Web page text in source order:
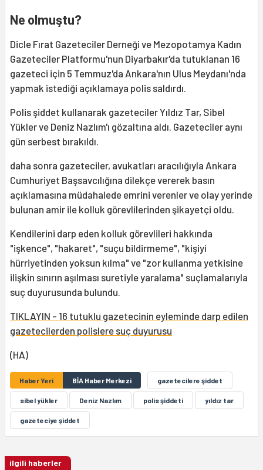
Ne olmuştu?
Dicle Fırat Gazeteciler Derneği ve Mezopotamya Kadın
Gazeteciler Platformu'nun Diyarbakır'da tutuklanan 16
gazeteci için 5 Temmuz'da Ankara'nın Ulus Meydanı'nda
yapmak istediği açıklamaya polis saldırdı.
Polis şiddet kullanarak gazeteciler Yıldız Tar, Sibel
Yükler ve Deniz Nazlım'ı gözaltına aldı. Gazeteciler aynı
gün serbest bırakıldı.
daha sonra gazeteciler, avukatları aracılığıyla Ankara
Cumhuriyet Başsavcılığına dilekçe vererek basın
açıklamasına müdahalede emrini verenler ve olay yerinde
bulunan amir ile kolluk görevlilerinden şikayetçi oldu.
Kendilerini darp eden kolluk görevlileri hakkında
"işkence", "hakaret", "suçu bildirmeme", "kişiyi
hürriyetinden yoksun kılma" ve "zor kullanma yetkisine
ilişkin sınırın aşılması suretiyle yaralama" suçlamalarıyla
suç duyurusunda bulundu.
TIKLAYIN - 16 tutuklu gazetecinin eyleminde darp edilen
gazetecilerden polislere suç duyurusu
(HA)
Haber Yeri BİA Haber Merkezi gazetecilere şiddet
sibel yükler Deniz Nazlım polis şiddeti yıldız tar
gazeteciye şiddet
ilgili haberler